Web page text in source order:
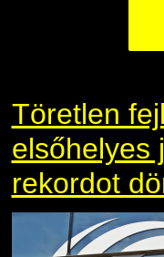
Töretlen
elsőhelyes
rekordot